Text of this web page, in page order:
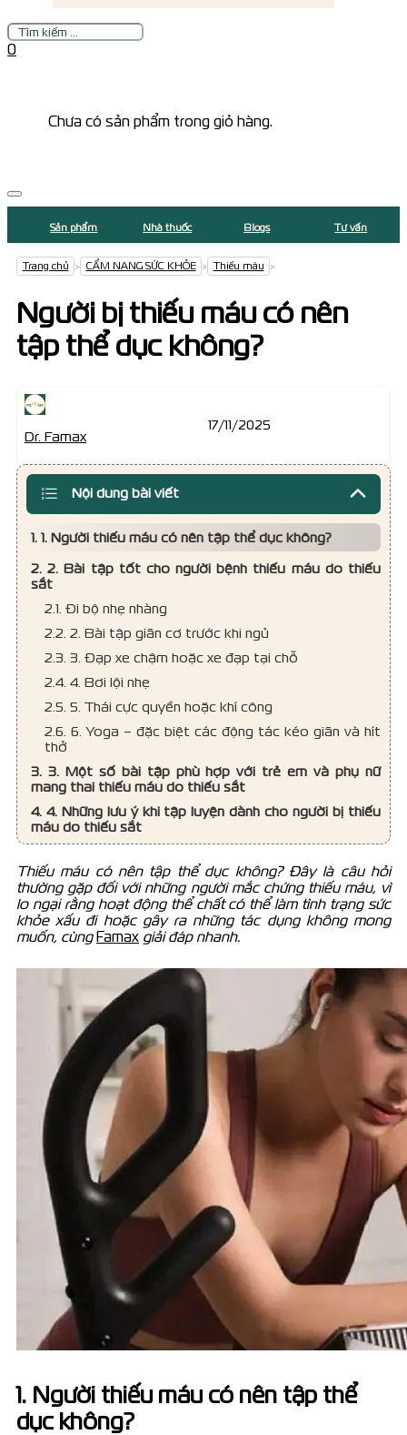
Tìm
kiếm
0
Chưa có sản phẩm trong giỏ hàng.
Sản phẩm Nhà thuốc Blogs Tư vấn
Trang chủ > CẨM NANG SỨC KHỎE > Thiếu máu >
Người bị thiếu máu có nên
tập thể dục không?
Dr. Famax
17/11/2025
Nội dung bài viết
1. 1. Người thiếu máu có nên tập thể dục không?
2. 2. Bài tập tốt cho người bệnh thiếu máu do thiếu
sắt
2.1. Đi bộ nhẹ nhàng
2.2. 2. Bài tập giãn cơ trước khi ngủ
2.3. 3. Đạp xe chậm hoặc xe đạp tại chỗ
2.4. 4. Bơi lội nhẹ
2.5. 5. Thái cực quyền hoặc khí công
2.6. 6. Yoga – đặc biệt các động tác kéo giãn và hít
thở
3. 3. Một số bài tập phù hợp với trẻ em và phụ nữ
mang thai thiếu máu do thiếu sắt
4. 4. Những lưu ý khi tập luyện dành cho người bị thiếu
máu do thiếu sắt
Thiếu máu có nên tập thể dục không? Đây là câu hỏi
thường gặp đối với những người mắc chứng thiếu máu, vì
lo ngại rằng hoạt động thể chất có thể làm tình trạng sức
khỏe xấu đi hoặc gây ra những tác dụng không mong
muốn, cùngFamax giải đáp nhanh.
1. Người thiếu máu có nên tập thể
dục không?